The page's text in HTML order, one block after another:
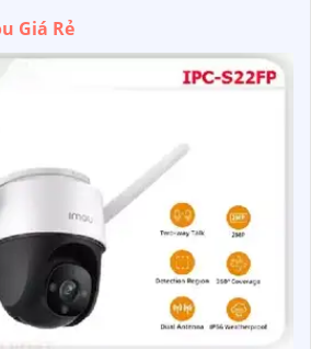
nhanh chóng khi cần thiết.
tin trên giúp bạn tìm được lựa chọn
Imou giá rẻ.
Giá Rẻ